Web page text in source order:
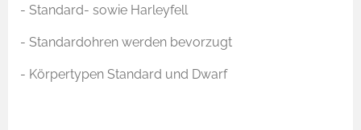
- Standard- sowie Harleyfell
- Standardohren werden bevorzugt
- Körpertypen Standard und Dwarf